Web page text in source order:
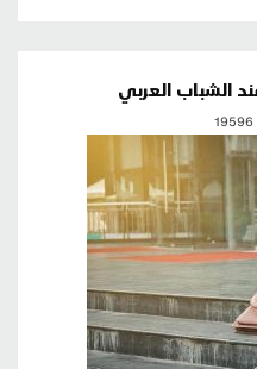
الشباب العربي
19596